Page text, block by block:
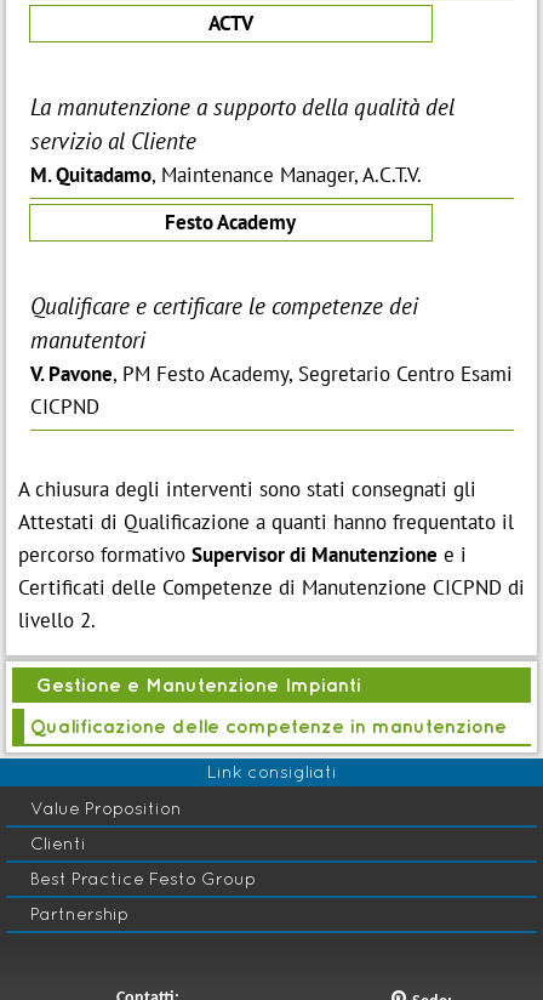
ACTV
La manutenzione a supporto della qualità del
servizio al Cliente
M. Quitadamo, Maintenance Manager, A.C.T.V.
Festo Academy
Qualificare e certificare le competenze dei
manutentori
V. Pavone, PM Festo Academy, Segretario Centro Esami
CICPND
A chiusura degli interventi sono stati consegnati gli
Attestati di Qualificazione a quanti hanno frequentato il
percorso formativo Supervisor di Manutenzione e i
Certificati delle Competenze di Manutenzione CICPND di
livello 2.
Gestione e Manutenzione Impianti
Qualificazione delle competenze in manutenzione
Link consigliati
Value Proposition
Clienti
Best Practice Festo Group
Partnership